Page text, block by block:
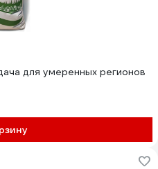
для умеренных регионов